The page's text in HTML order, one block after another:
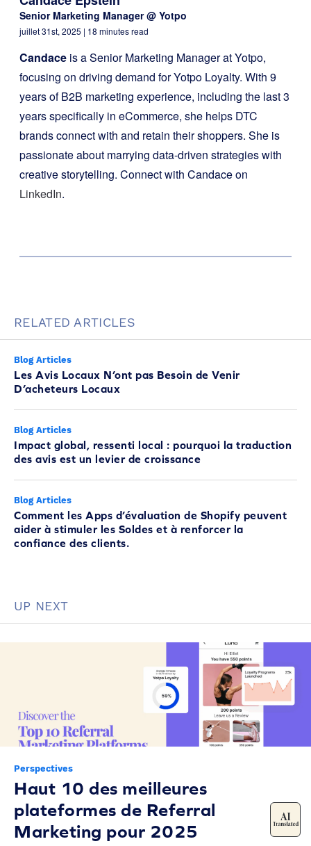
Senior Marketing Manager @ Yotpo
juillet 31st, 2025 | 18 minutes read
Candace is a Senior Marketing Manager at Yotpo,
focusing on driving demand for Yotpo Loyalty. With 9
years of B2B marketing experience, including the last 3
years specifically in eCommerce, she helps DTC
brands connect with and retain their shoppers. She is
passionate about marrying data-driven strategies with
creative storytelling. Connect with Candace on
LinkedIn.
RELATED ARTICLES
Blog Articles
Les Avis Locaux N’ont pas Besoin de Venir
D’acheteurs Locaux
Blog Articles
Impact global, ressenti local : pourquoi la traduction
des avis est un levier de croissance
Blog Articles
Comment les Apps d’évaluation de Shopify peuvent
aider à stimuler les Soldes et à renforcer la
confiance des clients.
UP NEXT
Perspectives
Haut 10 des meilleures
plateformes de Referral
Marketing pour 2025